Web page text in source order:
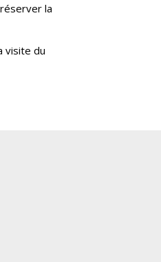
la
visite du